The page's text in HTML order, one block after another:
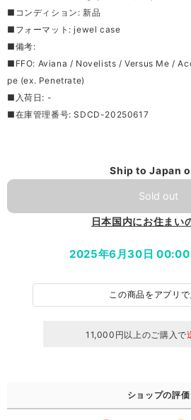
■コンディション: 新品
■フォーマット: jewel case
■備考:
■FFO: Aviana / Novelists / Versus Me /
pe (ex. Penetrate)
■入荷日: -
■在庫管理番号: SDCD-20250617
Ship to Japan
Sold out
日本国内にお住まい
2025年6月30日 00:00
この商品をアプリ
11,000円以上のご購入で
ショップの評価